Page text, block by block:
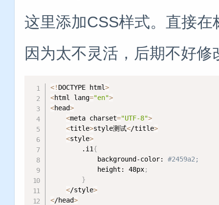
这里添加CSS样式。直接
因为太不灵活，后期不好
<! DOCTYPE html>
<html lang="en">
<head>
<meta charset="UTF-8">
<title>style测试</title>
<style>
        .i1
{
            background-color:
#2459a2;
            height: 48px
;
}
</style>
</head>